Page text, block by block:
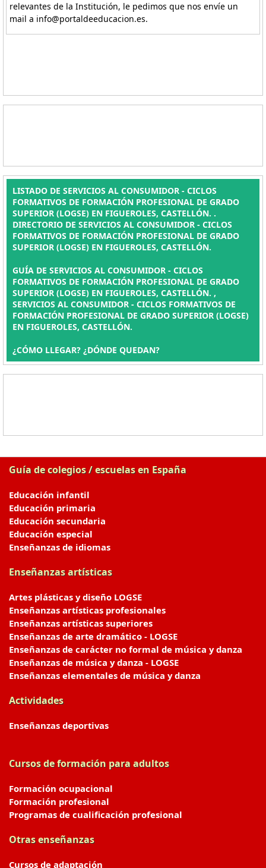
relevantes de la Institución, le pedimos que nos envíe un
mail a info@portaldeeducacion.es.
LISTADO DE SERVICIOS AL CONSUMIDOR - CICLOS
FORMATIVOS DE FORMACIÓN PROFESIONAL DE GRADO
SUPERIOR (LOGSE) EN FIGUEROLES, CASTELLÓN. .
DIRECTORIO DE SERVICIOS AL CONSUMIDOR - CICLOS
FORMATIVOS DE FORMACIÓN PROFESIONAL DE GRADO
SUPERIOR (LOGSE) EN FIGUEROLES, CASTELLÓN.
GUÍA DE SERVICIOS AL CONSUMIDOR - CICLOS
FORMATIVOS DE FORMACIÓN PROFESIONAL DE GRADO
SUPERIOR (LOGSE) EN FIGUEROLES, CASTELLÓN. ,
SERVICIOS AL CONSUMIDOR - CICLOS FORMATIVOS DE
FORMACIÓN PROFESIONAL DE GRADO SUPERIOR (LOGSE)
EN FIGUEROLES, CASTELLÓN.
¿CÓMO LLEGAR? ¿DÓNDE QUEDAN?
Guía de colegios / escuelas en España
Educación infantil
Educación primaria
Educación secundaria
Educación especial
Enseñanzas de idiomas
Enseñanzas artísticas
Artes plásticas y diseño LOGSE
Enseñanzas artísticas profesionales
Enseñanzas artísticas superiores
Enseñanzas de arte dramático - LOGSE
Enseñanzas de carácter no formal de música y danza
Enseñanzas de música y danza - LOGSE
Enseñanzas elementales de música y danza
Actividades
Enseñanzas deportivas
Cursos de formación para adultos
Formación ocupacional
Formación profesional
Programas de cualificación profesional
Otras enseñanzas
Cursos de adaptación